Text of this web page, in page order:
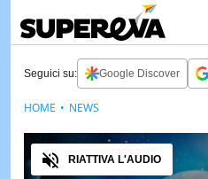
Seguici su: Google Discover
Audio
RIATTIVA L'AUDIO
HOME NEWS